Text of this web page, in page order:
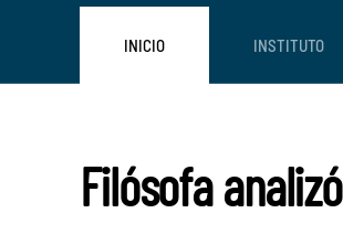
INICIO INSTITUTO
Filósofa